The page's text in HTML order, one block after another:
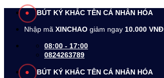
BÚT KÝ KHẮC TÊN CÁ NHÂN HÓA
Nhập mã XINCHAO giảm ngay 10.000 VNĐ
08:00 - 17:00
0824263789
BÚT KÝ KHẮC TÊN CÁ NHÂN HÓA